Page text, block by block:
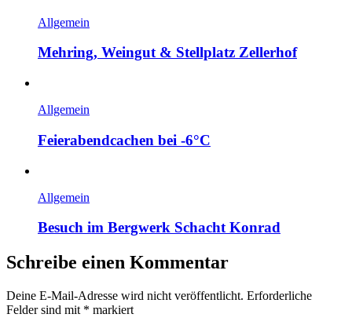
Allgemein
Mehring, Weingut & Stellplatz Zellerhof
Allgemein
Feierabendcachen bei -6°C
Allgemein
Besuch im Bergwerk Schacht Konrad
Schreibe einen Kommentar
Deine E-Mail-Adresse wird nicht veröffentlicht. Erforderliche
Felder sind mit * markiert